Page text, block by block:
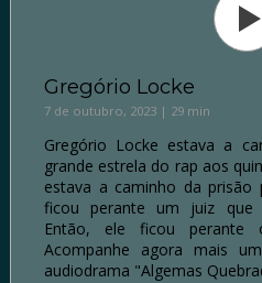
Gregório Locke
7 de outubro, 2023 | 29 min
Gregório Locke estava a
grande estrela do rap aos
estava a caminho da prisão
ficou perante um juiz que
Então, ele ficou perante
Acompanhe agora mais
audiodrama "Algemas